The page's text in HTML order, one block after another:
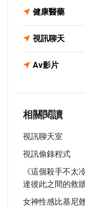
健康醫藥
視訊聊天
Av影片
相關閱讀
視訊聊天室
視訊偷錄程式
《這個殺手不太
達彼此之間的救
女神性感比基尼